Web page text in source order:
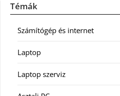
Témák
Számítógép és internet
Laptop
Laptop szerviz